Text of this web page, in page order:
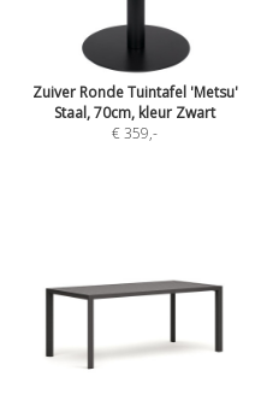
Zuiver Ronde Tuintafel 'Metsu'
Staal, 70cm, kleur Zwart
€ 359,-